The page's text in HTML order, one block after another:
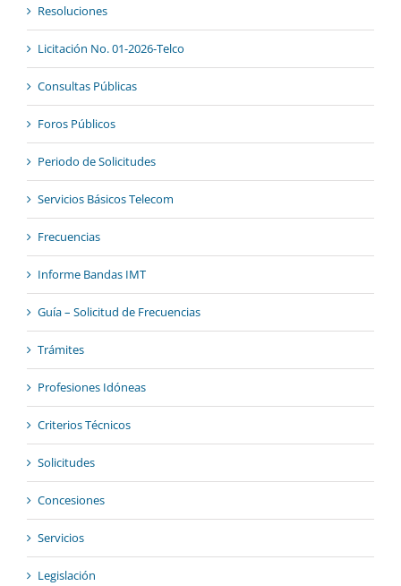
Resoluciones
Licitación No. 01-2026-Telco
Consultas Públicas
Foros Públicos
Periodo de Solicitudes
Servicios Básicos Telecom
Frecuencias
Informe Bandas IMT
Guía – Solicitud de Frecuencias
Trámites
Profesiones Idóneas
Criterios Técnicos
Solicitudes
Concesiones
Servicios
Legislación